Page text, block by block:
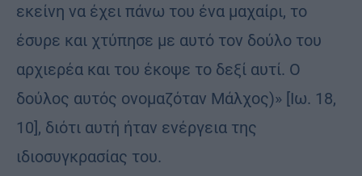
εκείνη να έχει πάνω του ένα μαχαίρι, το
έσυρε και χτύπησε με αυτό τον δούλο του
αρχιερέα και του έκοψε το δεξί αυτί. Ο
δούλος αυτός ονομαζόταν Μάλχος)» [Ιω. 18,
10], διότι αυτή ήταν ενέργεια της
ιδιοσυγκρασίας του.